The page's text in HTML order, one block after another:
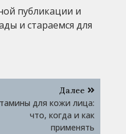
публикации и
и стараемся для
Далее
для кожи лица:
что, когда и как
применять